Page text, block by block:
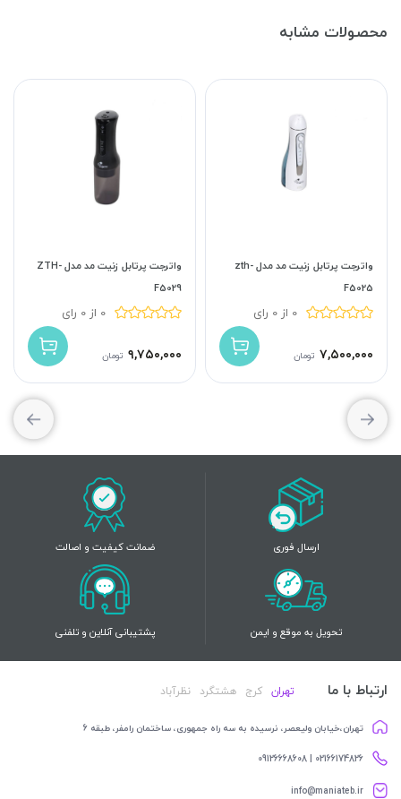
محصولات مشابه
واترجت پرتابل زنیت مد مدل zth-
F5025
0 از 0 رای
۷,۵۰۰,۰۰۰ تومان
واترجت پرتابل زنیت مد مدل ZTH-
F5029
0 از 0 رای
۹,۷۵۰,۰۰۰ تومان
ارسال فوری ضمانت کیفیت و اصالت
تحویل به موقع و ایمن پشتیبانی آنلاین و تلفنی
ارتباط با ما تهران کرج هشتگرد نظرآباد
تهران،خیابان ولیعصر، نرسیده به سه راه جمهوری، ساختمان رامفر، طبقه 6
02166174826 | 09126668608
info@maniateb.ir